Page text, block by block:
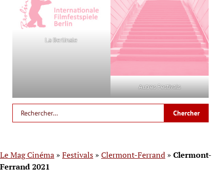
La Berlinale
Autres Festivals
Le Mag Cinéma » Festivals » Clermont-Ferrand » Clermont-
Ferrand 2021